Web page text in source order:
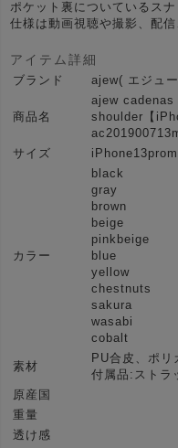
ポケット裏についているス
仕様は動画視聴や撮影、配
アイテム詳細
ブランド ajew( エジュ
商品名
ajew
shoulder【
サイズ
カラー
black
gray
brown
beige
pinkbeige
blue
yellow
chestnuts
sakura
wasabi
cobalt
素材
PU合皮、ポリ
付属品:ストラ
原産国
重量
透け感